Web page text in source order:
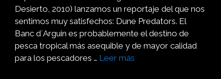
Desierto, 2010) lanzamos un reportaje del que nos
sentimos muy satisfechos: Dune Predators. El
Banc d´Arguin es probablemente el destino de
pesca tropical más asequible y de mayor calidad
para los pescadores … Leer más